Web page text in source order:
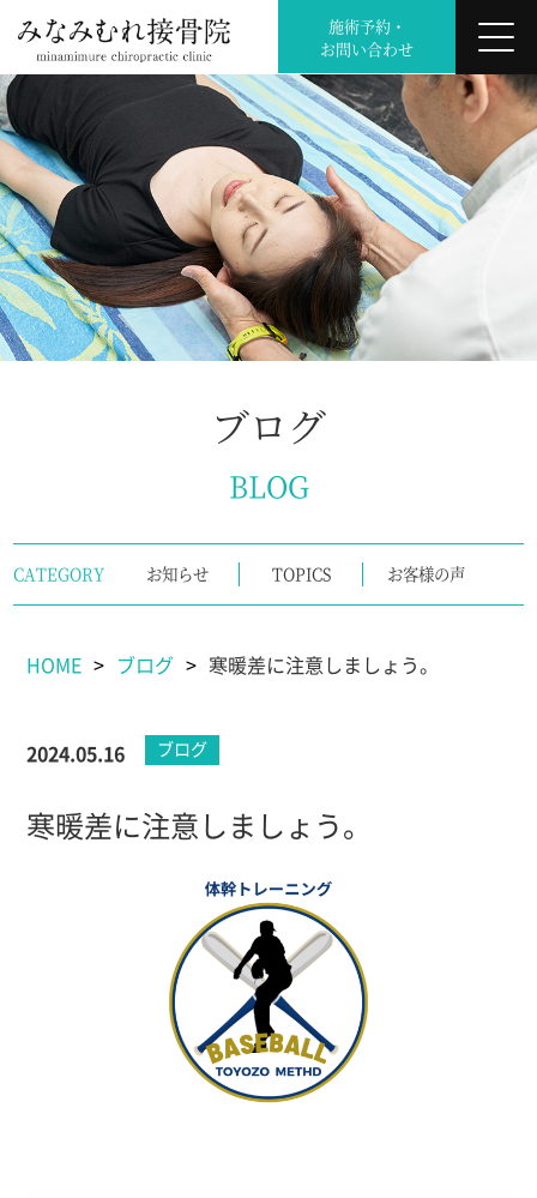
施術予約・
お問い合わせ
ブログ
BLOG
CATEGORY お知らせ TOPICS お客様の声
HOME ブログ 寒暖差に注意しましょう。
2024.05.16 ブログ
寒暖差に注意しましょう。